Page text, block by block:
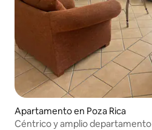
Apartamento en Poza Rica
Céntrico y amplio departamento